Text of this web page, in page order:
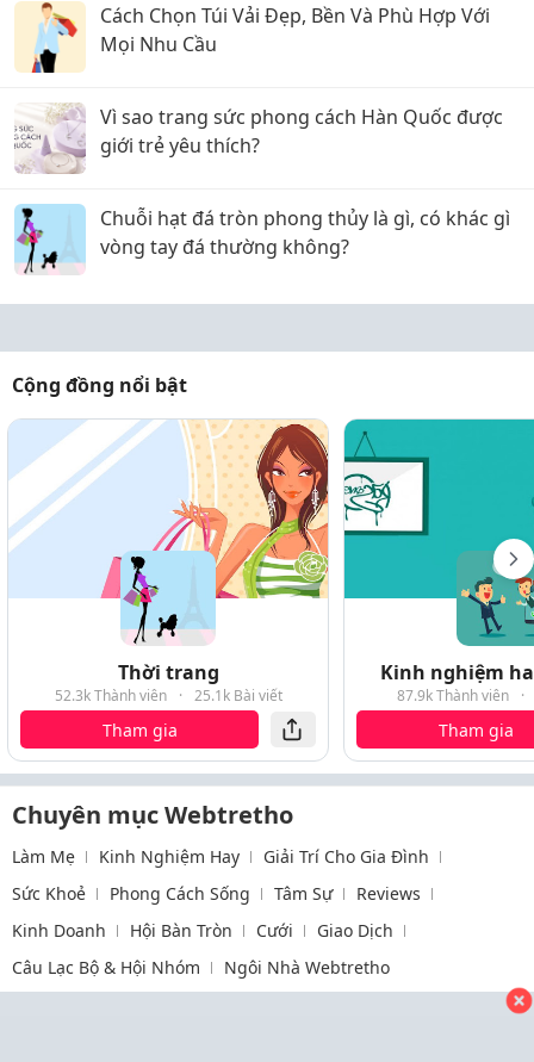
Cách Chọn Túi Vải Đẹp, Bền Và Phù Hợp Với
Mọi Nhu Cầu
Vì sao trang sức phong cách Hàn Quốc được
giới trẻ yêu thích?
Chuỗi hạt đá tròn phong thủy là gì, có khác gì
vòng tay đá thường không?
Cộng đồng nổi bật
Thời trang
52.3k Thành viên · 25.1k Bài viết
Tham gia
Kinh nghiệm
87.9k Thành viên ·
Tham gia
Chuyên mục Webtretho
Làm Mẹ Kinh Nghiệm Hay
Giải Trí Cho Gia Đình
Sức Khoẻ
Phong Cách Sống Tâm Sự
Reviews
Kinh Doanh
Hội Bàn Tròn Cưới
Giao Dịch
Câu Lạc Bộ & Hội Nhóm
Ngôi Nhà Webtretho